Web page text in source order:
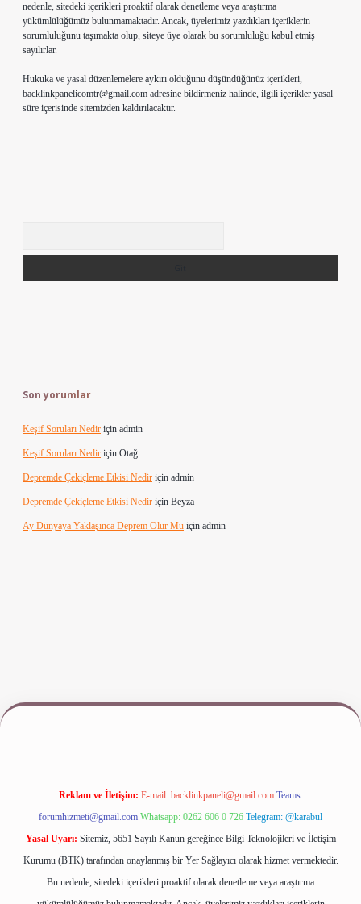
nedenle, sitedeki içerikleri proaktif olarak denetleme veya araştırma
yükümlülüğümüz bulunmamaktadır. Ancak, üyelerimiz yazdıkları içeriklerin
sorumluluğunu taşımakta olup, siteye üye olarak bu sorumluluğu kabul etmiş
sayılırlar.
Hukuka ve yasal düzenlemelere aykırı olduğunu düşündüğünüz içerikleri,
backlinkpanelicomtr@gmail.com adresine bildirmeniz halinde, ilgili içerikler yasal
süre içerisinde sitemizden kaldırılacaktır.
Son yorumlar
Keşif Soruları Nedir için admin
Keşif Soruları Nedir için Otağ
Depremde Çekiçleme Etkisi Nedir için admin
Depremde Çekiçleme Etkisi Nedir için Beyza
Ay Dünyaya Yaklaşınca Deprem Olur Mu için admin
www.betexper.xyz/
Reklam ve İletişim: E-mail: backlinkpaneli@gmail.com Teams:
forumhizmeti@gmail.com Whatsapp: 0262 606 0 726 Telegram: @karabul
Yasal Uyarı: Sitemiz, 5651 Sayılı Kanun gereğince Bilgi Teknolojileri ve İletişim
Kurumu (BTK) tarafından onaylanmış bir Yer Sağlayıcı olarak hizmet vermektedir.
Bu nedenle, sitedeki içerikleri proaktif olarak denetleme veya araştırma